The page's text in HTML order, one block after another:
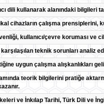
dili kullanarak alanındaki bilgileri
cihazların çalışma prensiplerini,
kullanıcı/çevre koruması
teknik sorunları analiz
uygun çalışma alışkanlıkları
teorik bilgilerini pratiğe
ve İnkılap Tarihi, Türk Dili ve